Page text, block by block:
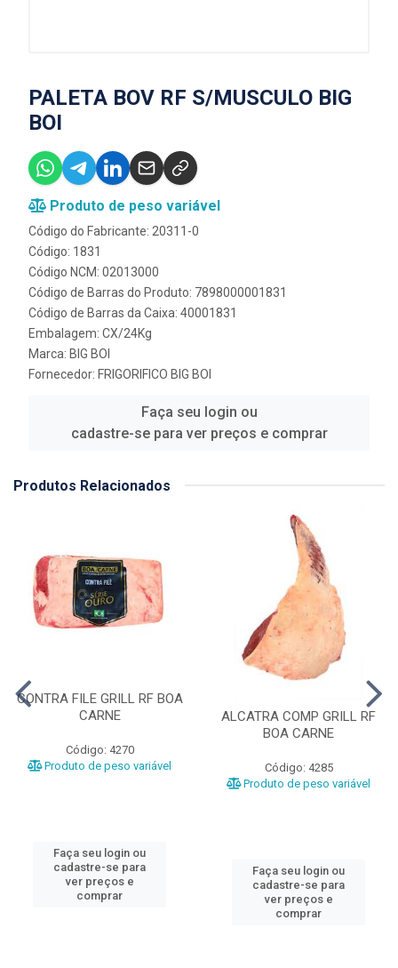
PALETA BOV RF S/MUSCULO BIG
BOI
Produto de peso variável
Código do Fabricante: 20311-0
Código: 1831
Código NCM: 02013000
Código de Barras do Produto: 7898000001831
Código de Barras da Caixa: 40001831
Embalagem: CX/24Kg
Marca: BIG BOI
Fornecedor: FRIGORIFICO BIG BOI
Faça seu login ou
cadastre-se para ver preços e comprar
Produtos Relacionados
CONTRA FILE GRILL RF BOA
CARNE
Código: 4270
Produto de peso variável
Faça seu login ou
cadastre-se para
ver preços e
comprar
ALCATRA COMP GRILL RF
BOA CARNE
Código: 4285
Produto de peso variável
Faça seu login ou
cadastre-se para
ver preços e
comprar